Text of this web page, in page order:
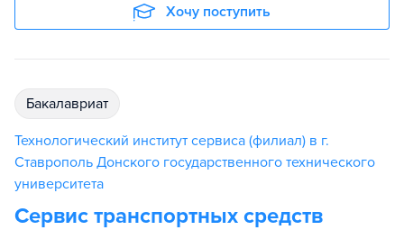
Хочу поступить
бакалавриат
Технологический институт сервиса (филиал) в г.
Ставрополь Донского государственного технического
университета
Сервис транспортных средств